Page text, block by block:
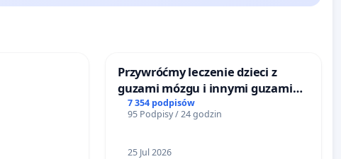
Przywróćmy leczenie dzieci z
guzami mózgu i innymi guzami
litymi do Górnośląskiego
Centrum Zdrowia Dziecka w
7 354 podpisów
95 Podpisy / 24 godzin
25 Jul 2026